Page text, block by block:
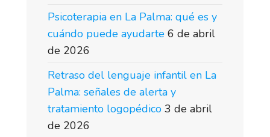
Psicoterapia en La Palma: qué es y
cuándo puede ayudarte 6 de abril
de 2026
Retraso del lenguaje infantil en La
Palma: señales de alerta y
tratamiento logopédico 3 de abril
de 2026